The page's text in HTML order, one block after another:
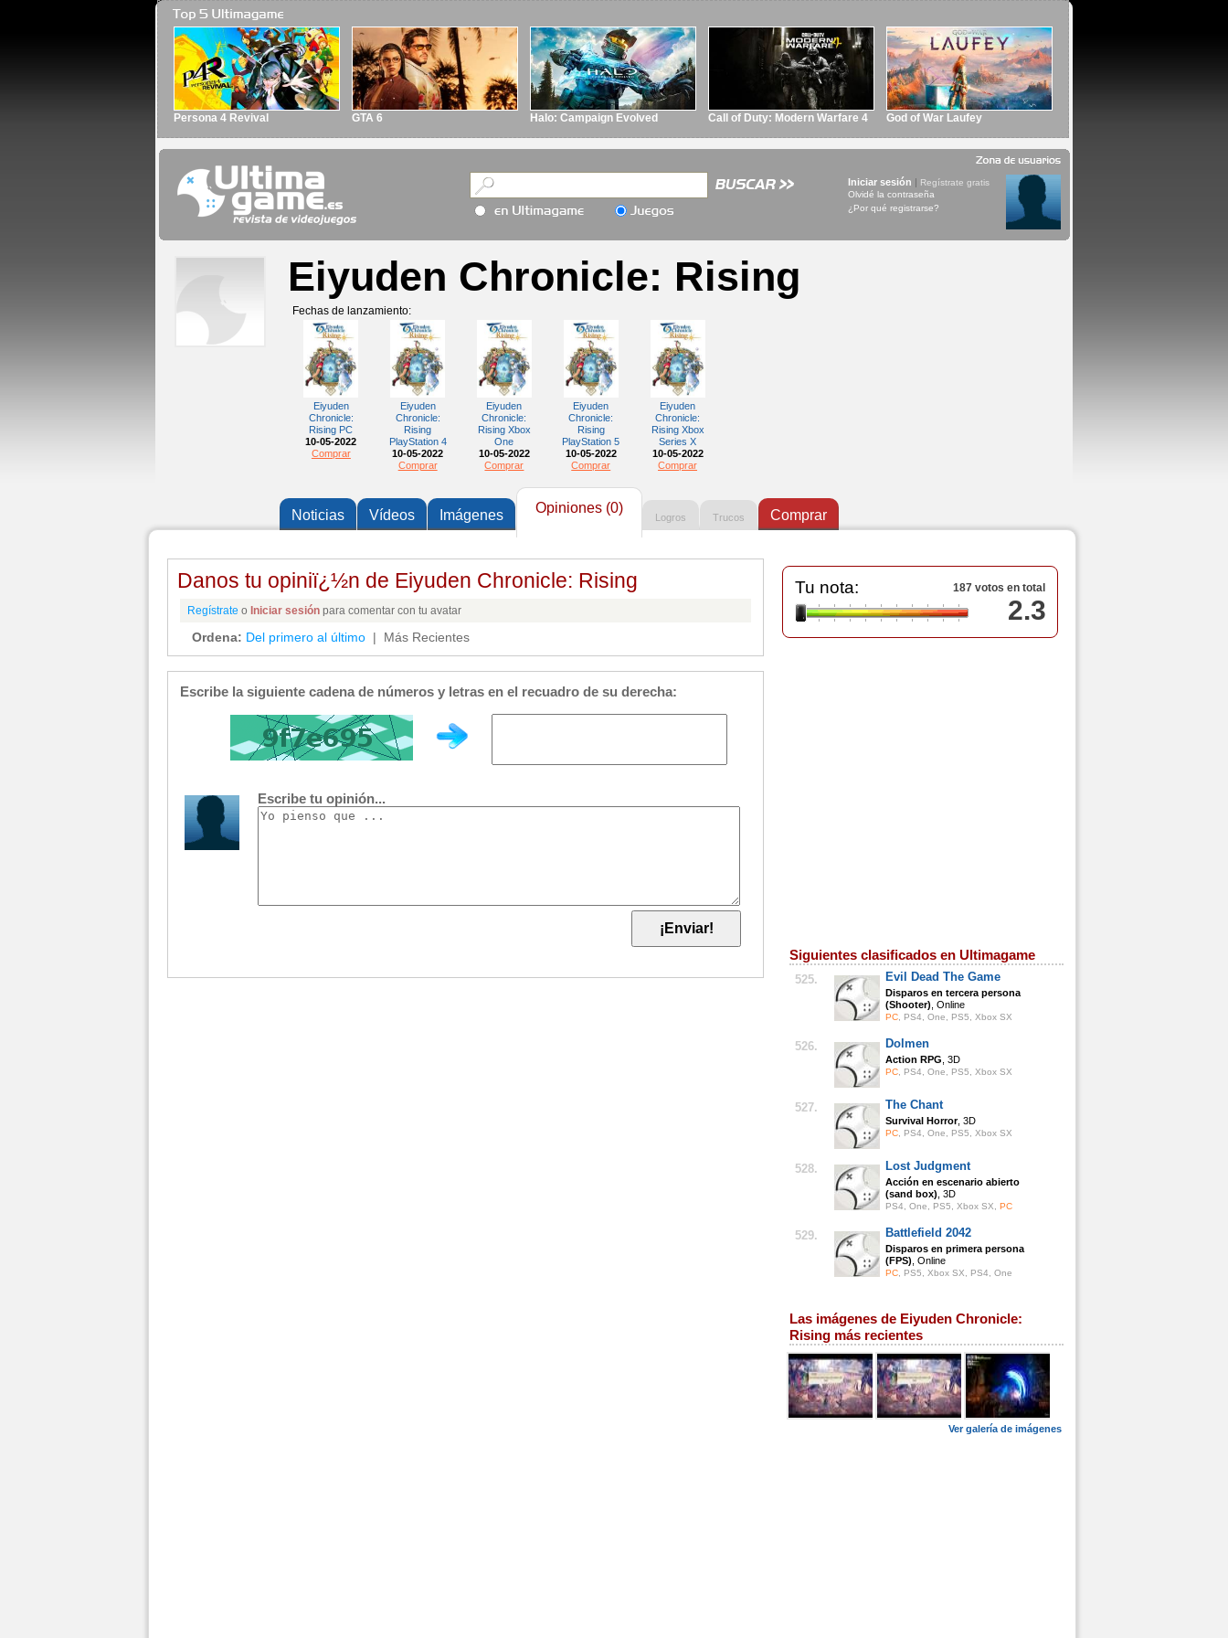
Persona 4 Revival GTA 6 Halo: Campaign Evolved Call of Duty: Modern Warfare 4 God of War Laufey
Iniciar sesión | Regístrate gratis
Olvidé la contraseña
¿Por qué registrarse?
Eiyuden Chronicle: Rising
Fechas de lanzamiento:
Eiyuden
Chronicle:
Rising PC
10-05-2022
Comprar
Eiyuden
Chronicle:
Rising
PlayStation 4
10-05-2022
Comprar
Eiyuden
Chronicle:
Rising Xbox
One
10-05-2022
Comprar
Eiyuden
Chronicle:
Rising
PlayStation 5
10-05-2022
Comprar
Eiyuden
Chronicle:
Rising Xbox
Series X
10-05-2022
Comprar
Noticias Vídeos Imágenes Opiniones (0)
Logros Trucos Comprar
Danos tu opiniï¿½n de Eiyuden Chronicle: Rising
Regístrate o Iniciar sesión para comentar con tu avatar
Ordena: Del primero al último | Más Recientes
Escribe la siguiente cadena de números y letras en el recuadro de su derecha:
Escribe tu opinión...
187 votos en total
Tu nota:
2.3
Siguientes clasificados en Ultimagame
525. Evil Dead The Game
Disparos en tercera persona
(Shooter) , Online
PC PS4 One PS5 Xbox SX
526. Dolmen
Action RPG , 3D
PC PS4 One PS5 Xbox SX
527. The Chant
Survival Horror, 3D
PC PS4 One PS5 Xbox SX
528. Lost Judgment
Acción en escenario abierto
(sand box) , 3D
PS4 One PS5 Xbox SX PC
529. Battlefield 2042
Disparos en primera persona
(FPS) , Online
PC PS5 Xbox SX PS4 One
Las imágenes de Eiyuden Chronicle:
Rising más recientes
Ver galería de imágenes